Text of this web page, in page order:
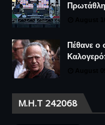
Πέθανε ο
Μ.Η.Τ 242068